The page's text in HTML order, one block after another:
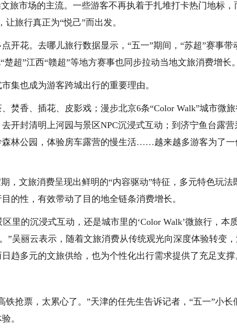
旅市场的主流。一些游客不再执着于扎堆打卡热门地标，
旅行真正为“悦己”而出发。
开花。去哪儿旅行数据显示，“五一”期间，“苏超”赛事带
超”江西“赣超”等地方赛事也同步拉动当地文旅消费增长。
集也成为游客跨城出行的重要理由。
焚香、插花、皮影戏；漫步北京6条“Color Walk”城市微
开封清明上河园与景区NPC沉浸式互动；到济宁鱼台露营
森林公园，体验房车露营的慢生活……越来越多游客为了一
，文旅消费呈现出鲜明的“内容驱动”特征，多元特色玩法
的性，有效带动了目的地全链条消费增长。
区里的沉浸式互动，还是城市里的‘Color Walk’微旅行，本
”吴丽云表示，随着文旅消费从传统观光向深度体验转变
趋多元的文旅供给，也为个性化出行需求提供了充足支撑
铁抢票，太累心了。”天津的任先生告诉记者，“五一”小长
。